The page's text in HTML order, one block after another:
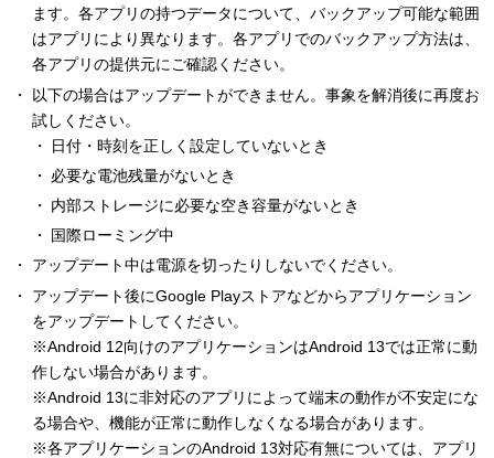
ます。各アプリの持つデータについて、バックアップ可能な範囲
はアプリにより異なります。各アプリでのバックアップ方法は、
各アプリの提供元にご確認ください。
以下の場合はアップデートができません。事象を解消後に再度お
試しください。
日付・時刻を正しく設定していないとき
必要な電池残量がないとき
内部ストレージに必要な空き容量がないとき
国際ローミング中
アップデート中は電源を切ったりしないでください。
アップデート後にGoogle Playストアなどからアプリケーション
をアップデートしてください。
※Android 12向けのアプリケーションはAndroid 13では正常に動
作しない場合があります。
※Android 13に非対応のアプリによって端末の動作が不安定にな
る場合や、機能が正常に動作しなくなる場合があります。
※各アプリケーションのAndroid 13対応有無については、アプリ